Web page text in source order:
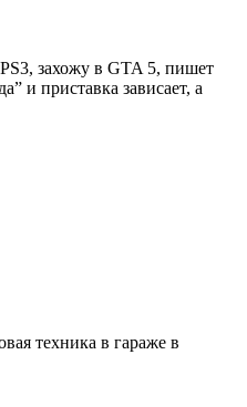
захожу в GTA 5, пишет
и приставка зависает, а
техника в гараже в